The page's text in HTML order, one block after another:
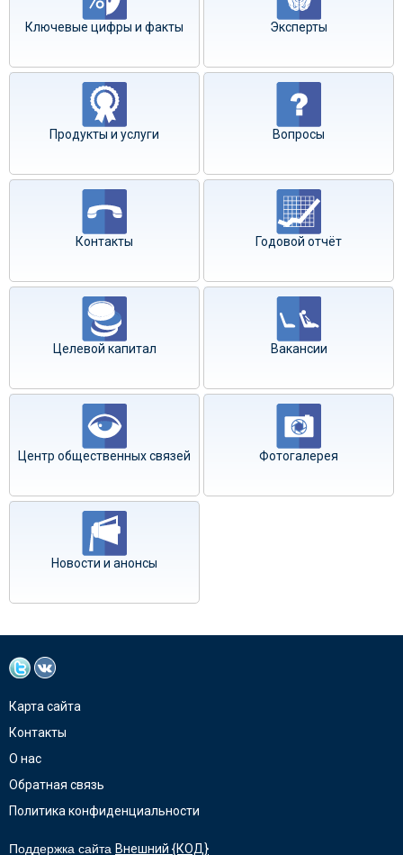
Ключевые цифры и факты Эксперты
Продукты и услуги Вопросы
Контакты Годовой отчёт
Целевой капитал Вакансии
Центр общественных связей Фотогалерея
Новости и анонсы
Карта сайта
Контакты
О нас
Обратная связь
Политика конфиденциальности
Поддержка сайта Внешний {КОД}